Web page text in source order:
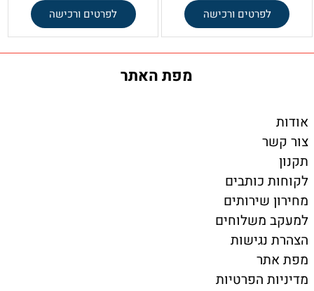
לפרטים ורכישה לפרטים ורכישה
מפת האתר
אודות
צור קשר
תקנון
לקוחות כותבים
מחירון שירותים
למעקב משלוחים
הצהרת נגישות
מפת אתר
מדיניות הפרטיות